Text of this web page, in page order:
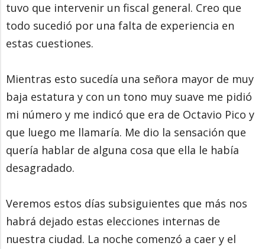
tuvo que intervenir un fiscal general. Creo que
todo sucedió por una falta de experiencia en
estas cuestiones.
Mientras esto sucedía una señora mayor de muy
baja estatura y con un tono muy suave me pidió
mi número y me indicó que era de Octavio Pico y
que luego me llamaría. Me dio la sensación que
quería hablar de alguna cosa que ella le había
desagradado.
Veremos estos días subsiguientes que más nos
habrá dejado estas elecciones internas de
nuestra ciudad. La noche comenzó a caer y el